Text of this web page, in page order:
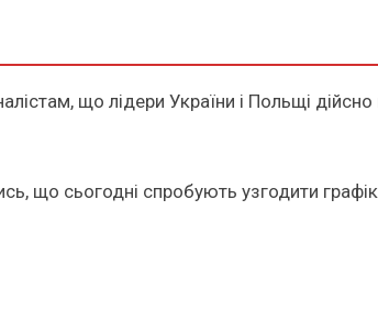
що лідери України і Польщі
що сьогодні спробують узгодити